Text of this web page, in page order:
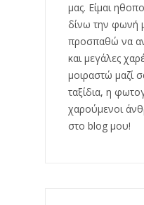
μας. Είμαι
δίνω την φωνή
προσπαθώ να
και μεγάλες
μοιραστώ μαζί
ταξίδια, η
χαρούμενοι
στο blog μου!